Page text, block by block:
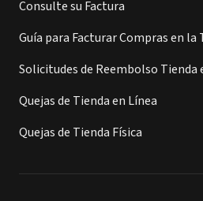
Consulte su Factura
Guía para Facturar Compras en la
Solicitudes de Reembolso Tienda
Quejas de Tienda en Línea
Quejas de Tienda Física